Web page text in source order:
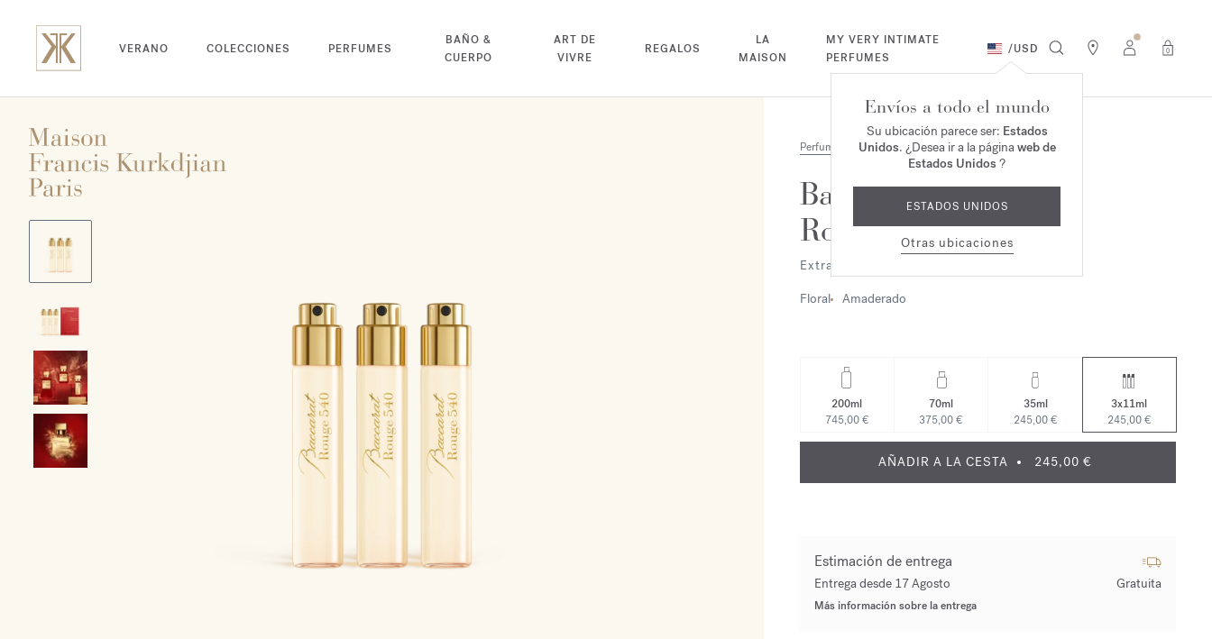
VERANO COLECCIONES PERFUMES
BAÑO &
CUERPO
ART DE
VIVRE
REGALOS
LA
MAISON
MY VERY INTIMATE
PERFUMES
/USD 0
Envíos a todo el mundo
Su ubicación parece ser: Estados
Unidos. ¿Desea ir a la páginaweb de
Estados Unidos ?
ESTADOS UNIDOS
Otras ubicaciones
Perfumes
Baccarat
Rouge 540
Extrait de parfum - refills
Floral
Amaderado
200ml
745,00 €
70ml
375,00 €
35ml
245,00 €
3x11ml
245,00 €
AÑADIR A LA CESTA 245,00 €
Estimación de entrega
Entrega desde 17 Agosto Gratuita
Más información sobre la entrega